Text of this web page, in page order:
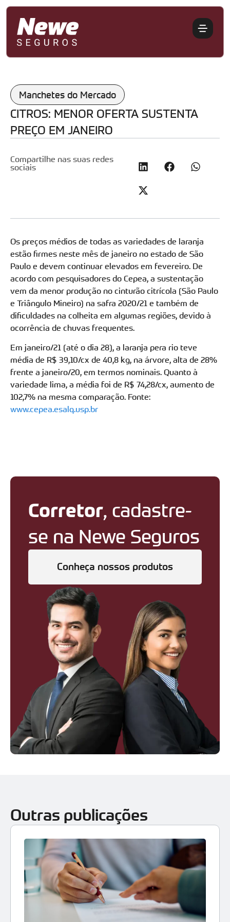
Manchetes do Mercado
CITROS: MENOR OFERTA SUSTENTA
PREÇO EM JANEIRO
Compartilhe nas suas redes
sociais
Os preços médios de todas as variedades de laranja
estão firmes neste mês de janeiro no estado de São
Paulo e devem continuar elevados em fevereiro. De
acordo com pesquisadores do Cepea, a sustentação
vem da menor produção no cinturão citrícola (São Paulo
e Triângulo Mineiro) na safra 2020/21 e também de
dificuldades na colheita em algumas regiões, devido à
ocorrência de chuvas frequentes.
Em janeiro/21 (até o dia 28), a laranja pera rio teve
média de R$ 39,10/cx de 40,8 kg, na árvore, alta de 28%
frente a janeiro/20, em termos nominais. Quanto à
variedade lima, a média foi de R$ 74,28/cx, aumento de
102,7% na mesma comparação. Fonte:
www.cepea.esalq.usp.br
Corretor, cadastre-
se na Newe Seguros
Conheça nossos produtos
Outras publicações